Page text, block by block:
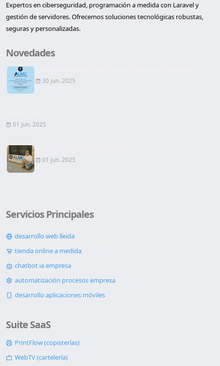
Expertos en ciberseguridad, programación a medida con Laravel y
gestión de servidores. Ofrecemos soluciones tecnológicas robustas,
seguras y personalizadas.
Novedades
30 jun. 2025
01 jun. 2025
01 jun. 2025
Servicios Principales
desarrollo web lleida
tienda online a medida
chatbot ia empresa
automatización procesos empresa
desarrollo aplicaciones móviles
Suite SaaS
PrintFlow (copisterías)
WebTV (cartelería)